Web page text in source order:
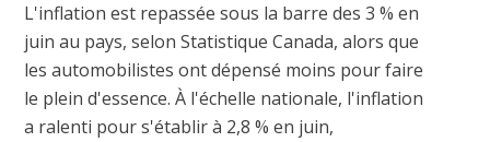
L'inflation est repassée sous la barre des 3 % en
juin au pays, selon Statistique Canada, alors que
les automobilistes ont dépensé moins pour faire
le plein d'essence. À l'échelle nationale, l'inflation
a ralenti pour s'établir à 2,8 % en juin,